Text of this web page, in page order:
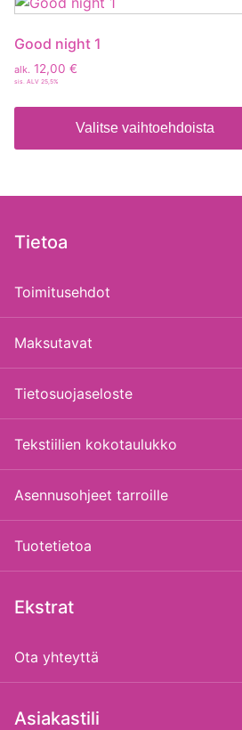
Good night 1
alk. 12,00 €
sis. ALV 25,5%
Valitse vaihtoehdoista
Tietoa
Toimitusehdot
Maksutavat
Tietosuojaseloste
Tekstiilien kokotaulukko
Asennusohjeet tarroille
Tuotetietoa
Ekstrat
Ota yhteyttä
Asiakastili